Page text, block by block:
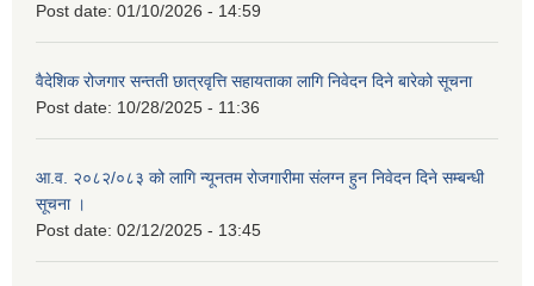
Post date: 01/10/2026 - 14:59
वैदेशिक रोजगार सन्तती छात्रवृत्ति सहायताका लागि निवेदन दिने बारेको सूचना
Post date: 10/28/2025 - 11:36
आ.व. २०८२/०८३ को लागि न्यूनतम रोजगारीमा संलग्न हुन निवेदन दिने सम्बन्धी
सूचना ।
Post date: 02/12/2025 - 13:45